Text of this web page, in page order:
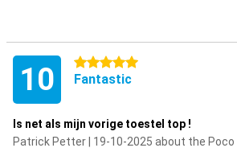
10 5 stars
Fantastic
Is net als mijn vorige toestel top !
Patrick Petter | 19-10-2025 about the Poco